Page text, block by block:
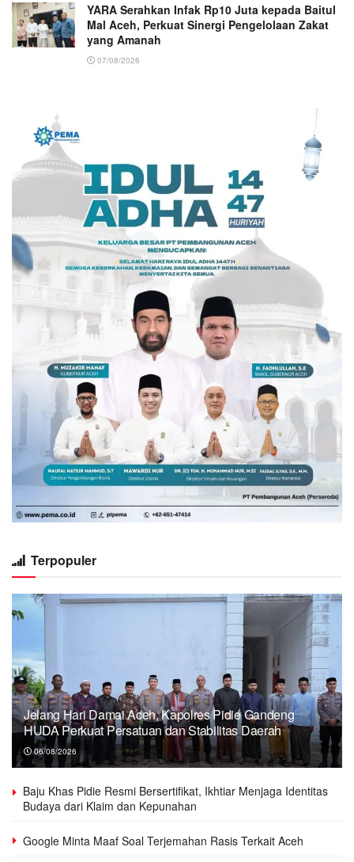
YARA Serahkan Infak Rp10 Juta kepada Baitul
Mal Aceh, Perkuat Sinergi Pengelolaan Zakat
yang Amanah ‎
07/08/2026
Terpopuler
Jelang Hari Damai Aceh, Kapolres Pidie Gandeng
HUDA Perkuat Persatuan dan Stabilitas Daerah
06/08/2026
Baju Khas Pidie Resmi Bersertifikat, Ikhtiar Menjaga Identitas
Budaya dari Klaim dan Kepunahan
Google Minta Maaf Soal Terjemahan Rasis Terkait Aceh